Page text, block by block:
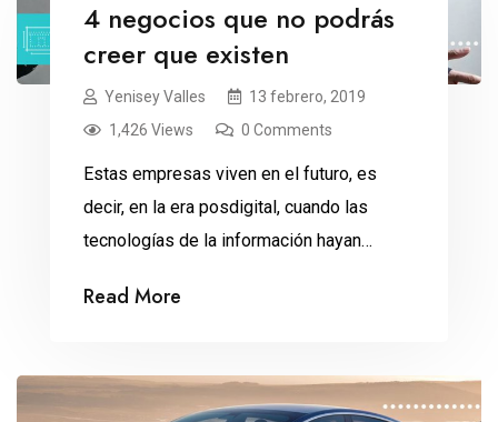
4 negocios que no podrás
creer que existen
Yenisey Valles
13 febrero, 2019
1,426 Views
0 Comments
Estas empresas viven en el futuro, es
decir, en la era posdigital, cuando las
tecnologías de la información hayan
negocio. ¿Eres de las personas que no
probártela para ver si te queda? Sin
problema. En Zozotown.com bajas una
Read More